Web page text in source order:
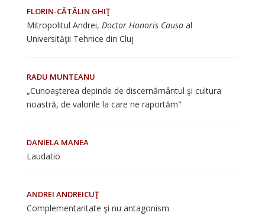
FLORIN-CĂTĂLIN GHIŢ
Mitropolitul Andrei, Doctor Honoris Causaal
Universităţii Tehnice din Cluj
RADU MUNTEANU
„Cunoaşterea depinde de discernământul şi cultura
noastră, de valorile la care ne raportăm"
DANIELA MANEA
Laudatio
ANDREI ANDREICUŢ
Complementaritate şi nu antagonism